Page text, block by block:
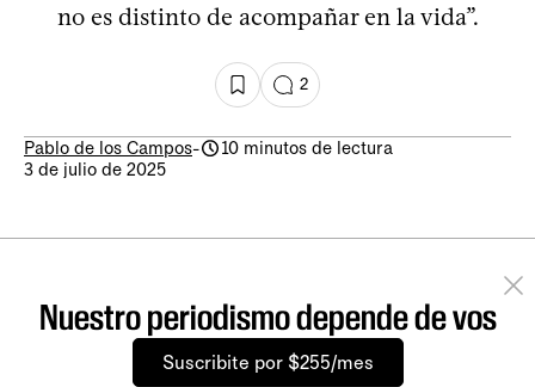
no es distinto de acompañar en la vida”.
2
Pablo de los Campos-
10 minutos de lectura
3 de julio de 2025
Nuestro periodismo depende de vos
Suscribite por $255/mes